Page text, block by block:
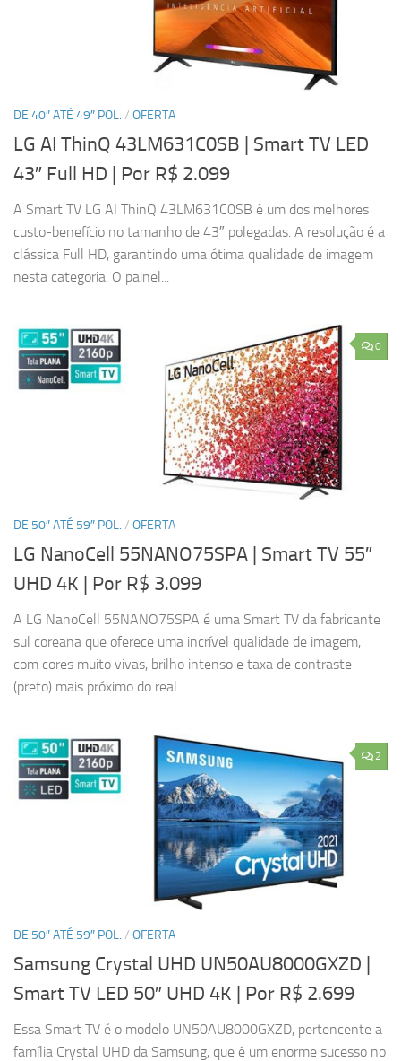
DE 40″ ATÉ 49″ POL. / OFERTA
LG AI ThinQ 43LM631C0SB | Smart TV LED
43″ Full HD
| Por R$ 2.099
A Smart TV LG AI ThinQ 43LM631C0SB é um dos melhores
custo-benefício no tamanho de 43″ polegadas. A resolução é a
clássica Full HD, garantindo uma ótima qualidade de imagem
nesta categoria. O painel...
0
DE 50″ ATÉ 59″ POL. / OFERTA
LG NanoCell 55NANO75SPA | Smart TV 55″
UHD 4K
| Por R$ 3.099
A LG NanoCell 55NANO75SPA é uma Smart TV da fabricante
sul coreana que oferece uma incrível qualidade de imagem,
com cores muito vivas, brilho intenso e taxa de contraste
(preto) mais próximo do real....
2
DE 50″ ATÉ 59″ POL. / OFERTA
Samsung Crystal UHD UN50AU8000GXZD |
Smart TV LED 50″ UHD 4K
| Por R$ 2.699
Essa Smart TV é o modelo UN50AU8000GXZD, pertencente a
família Crystal UHD da Samsung, que é um enorme sucesso no